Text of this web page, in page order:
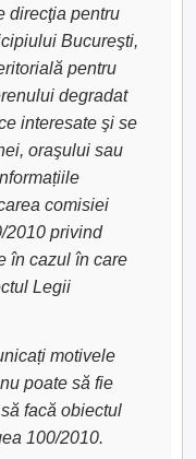
direcţia pentru
Bucureşti,
pentru
degradat
interesate şi se
oraşului sau
comisiei
2010 privind
în cazul în care
Legii
motivele
poate să fie
facă obiectul
100/2010.